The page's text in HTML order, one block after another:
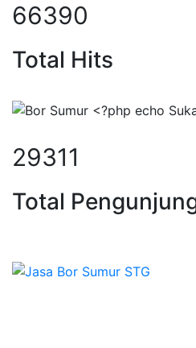
85095
Total Hits
37570
Total